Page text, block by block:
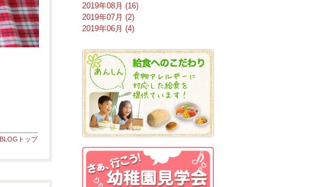
BLOGトップ
2019年08月 (16)
2019年07月 (2)
2019年06月 (4)